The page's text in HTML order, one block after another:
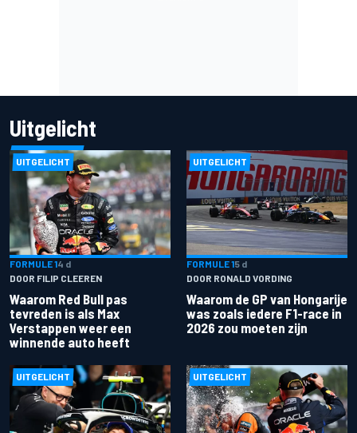
Uitgelicht
UITGELICHT
FORMULE 14 d
DOOR FILIP CLEEREN
Waarom Red Bull pas
tevreden is als Max
Verstappen weer een
winnende auto heeft
UITGELICHT
FORMULE 15 d
DOOR RONALD VORDING
Waarom de GP van Hongarije
was zoals iedere F1-race in
2026 zou moeten zijn
UITGELICHT UITGELICHT